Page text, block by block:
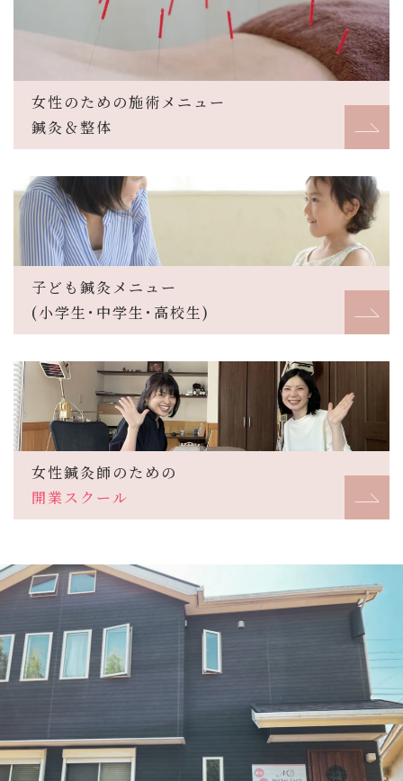
女性のための施術メニュー
鍼灸＆整体
子ども鍼灸メニュー
(小学生･中学生･高校生)
女性鍼灸師のための
開業スクール